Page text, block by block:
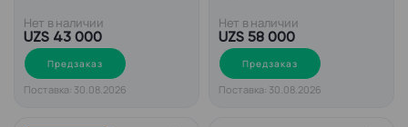
Нет в наличии
UZS 43 000
Предзаказ
Поставка: 30.08.2026
Нет в наличии
UZS 58 000
Предзаказ
Поставка: 30.08.2026